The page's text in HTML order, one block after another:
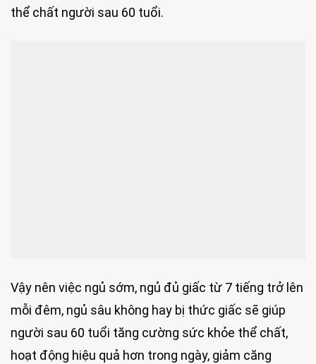
thể chất người sau 60 tuổi.
Vậy nên việc ngủ sớm, ngủ đủ giấc từ 7 tiếng trở lên
mỗi đêm, ngủ sâu không hay bị thức giấc sẽ giúp
người sau 60 tuổi tăng cường sức khỏe thể chất,
hoạt động hiệu quả hơn trong ngày, giảm căng